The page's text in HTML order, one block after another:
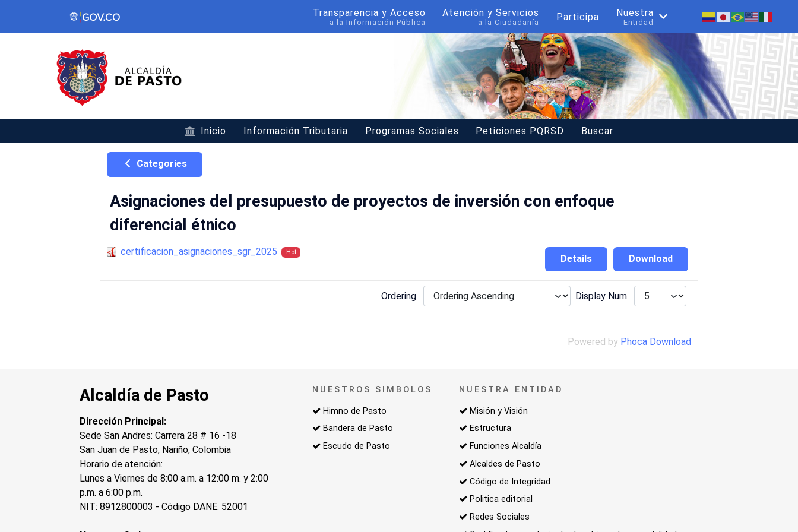
Transparencia y Acceso
a la Información Pública
Atención y Servicios
a la Ciudadanía Participa Nuestra
Entidad
Inicio Información Tributaria Programas Sociales Peticiones PQRSD Buscar
Categories
Asignaciones del presupuesto de proyectos de inversión con enfoque
diferencial étnico
certificacion_asignaciones_sgr_2025 Hot
Download
Details
Ordering Display Num
Powered by Phoca Download
Alcaldía de Pasto
Dirección Principal:
Sede San Andres: Carrera 28 # 16 -18
San Juan de Pasto, Nariño, Colombia
Horario de atención:
Lunes a Viernes de 8:00 a.m. a 12:00 m. y 2:00
p.m. a 6:00 p.m.
NIT: 8912800003 - Código DANE: 52001
NUESTROS SIMBOLOS
Himno de Pasto
Bandera de Pasto
Escudo de Pasto
NUESTRA ENTIDAD
Misión y Visión
Estructura
Funciones Alcaldía
Alcaldes de Pasto
Código de Integridad
Politica editorial
Redes Sociales